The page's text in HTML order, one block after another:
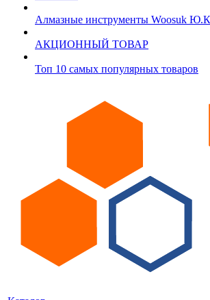
Алмазные инструменты Woosuk
АКЦИОННЫЙ ТОВАР
Топ 10 самых популярных товаров